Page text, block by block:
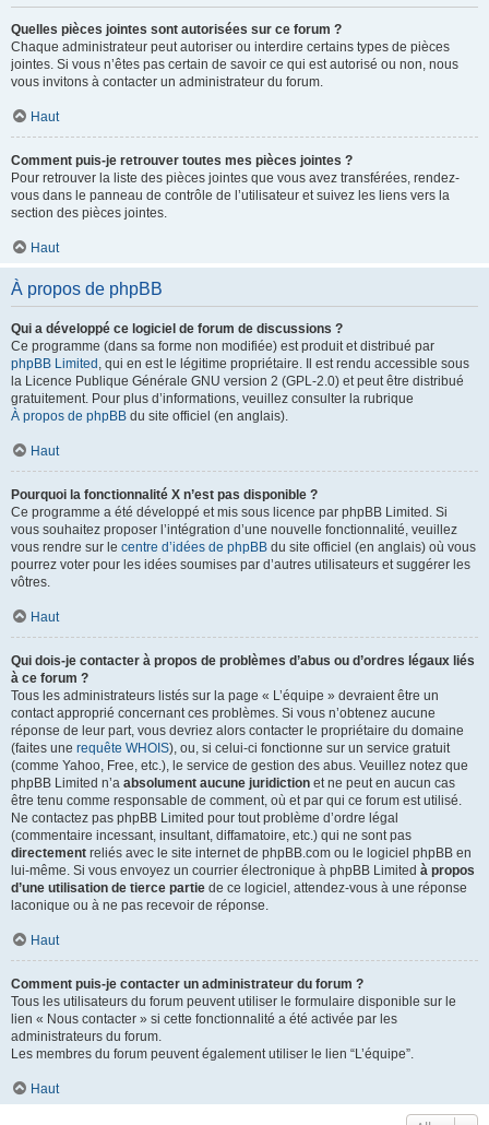
Quelles pièces jointes sont autorisées sur ce forum ?
Chaque administrateur peut autoriser ou interdire certains types de pièces
jointes. Si vous n’êtes pas certain de savoir ce qui est autorisé ou non, nous
vous invitons à contacter un administrateur du forum.
Haut
Comment puis-je retrouver toutes mes pièces jointes ?
Pour retrouver la liste des pièces jointes que vous avez transférées, rendez-
vous dans le panneau de contrôle de l’utilisateur et suivez les liens vers la
section des pièces jointes.
Haut
À propos de phpBB
Qui a développé ce logiciel de forum de discussions ?
Ce programme (dans sa forme non modifiée) est produit et distribué par
phpBB Limited , qui en est le légitime propriétaire. Il est rendu accessible sous
la Licence Publique Générale GNU version 2 (GPL-2.0) et peut être distribué
gratuitement. Pour plus d’informations, veuillez consulter la rubrique
À propos de phpBB du site officiel (en anglais).
Haut
Pourquoi la fonctionnalité X n’est pas disponible ?
Ce programme a été développé et mis sous licence par phpBB Limited. Si
vous souhaitez proposer l’intégration d’une nouvelle fonctionnalité, veuillez
vous rendre sur le centre d’idées de phpBB du site officiel (en anglais) où vous
pourrez voter pour les idées soumises par d’autres utilisateurs et suggérer les
vôtres.
Haut
Qui dois-je contacter à propos de problèmes d’abus ou d’ordres légaux liés
à ce forum ?
Tous les administrateurs listés sur la page « L’équipe » devraient être un
contact approprié concernant ces problèmes. Si vous n’obtenez aucune
réponse de leur part, vous devriez alors contacter le propriétaire du domaine
(faites une requête WHOIS), ou, si celui-ci fonctionne sur un service gratuit
(comme Yahoo, Free, etc.), le service de gestion des abus. Veuillez notez que
phpBB Limited n’a absolument aucune juridiction et ne peut en aucun cas
être tenu comme responsable de comment, où et par qui ce forum est utilisé.
Ne contactez pas phpBB Limited pour tout problème d’ordre légal
(commentaire incessant, insultant, diffamatoire, etc.) qui ne sont pas
directement reliés avec le site internet de phpBB.com ou le logiciel phpBB en
lui-même. Si vous envoyez un courrier électronique à phpBB Limited à propos
d’une utilisation de tierce partie de ce logiciel, attendez-vous à une réponse
laconique ou à ne pas recevoir de réponse.
Haut
Comment puis-je contacter un administrateur du forum ?
Tous les utilisateurs du forum peuvent utiliser le formulaire disponible sur le
lien « Nous contacter » si cette fonctionnalité a été activée par les
administrateurs du forum.
Les membres du forum peuvent également utiliser le lien “L’équipe”.
Haut